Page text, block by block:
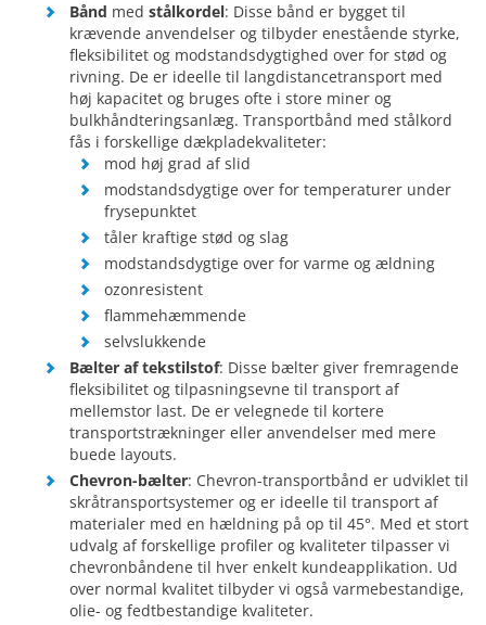
Bånd med stålkordel: Disse bånd er bygget til
krævende anvendelser og tilbyder enestående styrke,
fleksibilitet og modstandsdygtighed over for stød og
rivning. De er ideelle til langdistancetransport med
høj kapacitet og bruges ofte i store miner og
bulkhåndteringsanlæg. Transportbånd med stålkord
fås i forskellige dækpladekvaliteter:
mod høj grad af slid
modstandsdygtige over for temperaturer under
frysepunktet
tåler kraftige stød og slag
modstandsdygtige over for varme og ældning
ozonresistent
flammehæmmende
selvslukkende
Bælter af tekstilstof: Disse bælter giver fremragende
fleksibilitet og tilpasningsevne til transport af
mellemstor last. De er velegnede til kortere
transportstrækninger eller anvendelser med mere
buede layouts.
Chevron-bælter: Chevron-transportbånd er udviklet til
skråtransportsystemer og er ideelle til transport af
materialer med en hældning på op til 45°. Med et stort
udvalg af forskellige profiler og kvaliteter tilpasser vi
chevronbåndene til hver enkelt kundeapplikation. Ud
over normal kvalitet tilbyder vi også varmebestandige,
olie- og fedtbestandige kvaliteter.